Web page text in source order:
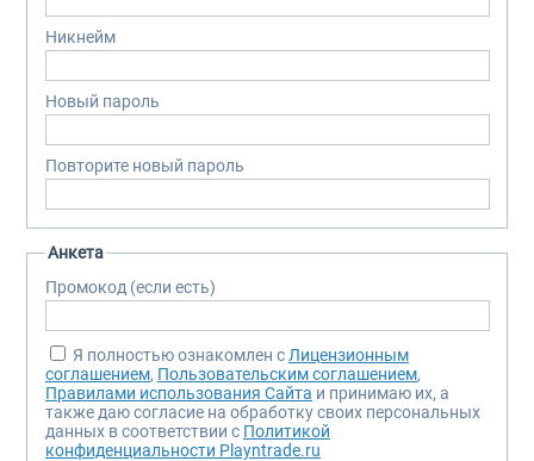
Никнейм
Новый пароль
Повторите новый пароль
Анкета
Промокод (если есть)
Я полностью ознакомлен с Лицензионным
соглашением, Пользовательским соглашением,
Правилами использования Сайта и принимаю их, а
также даю согласие на обработку своих персональных
данных в соответствии с Политикой
конфиденциальности Playntrade.ru